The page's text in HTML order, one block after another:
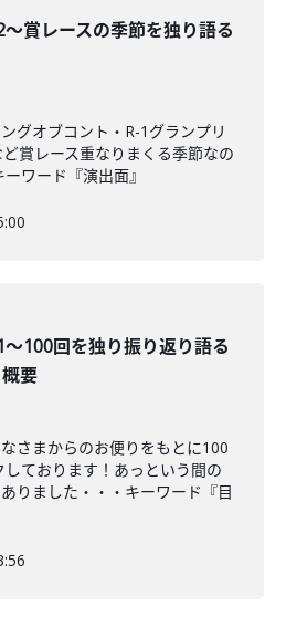
賞レースの季節を独り語る
グオブコント・R-1グランプリ
賞レース重なりまくる季節なの
ワード『演出面』
100回を独り振り返り語る
要
さまからのお便りをもとに100
ております！あっという間の
りました・・・キーワード『目